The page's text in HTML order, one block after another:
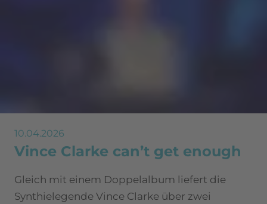
10.04.2026
Vince Clarke can’t get enough
Gleich mit einem Doppelalbum liefert die
Synthielegende Vince Clarke über zwei